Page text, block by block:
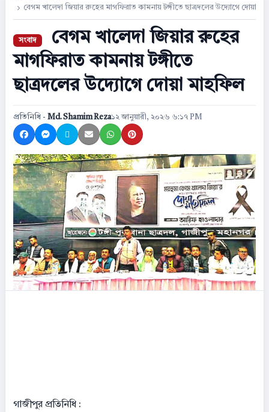
বেগম খালেদা জিয়ার রুহের মাগফিরাত কামনায় টঙ্গীতে ছাত্রদলের উদ্যোগে দোয়া
বেগম খালেদা জিয়ার রুহের
মাগফিরাত কামনায় টঙ্গীতে
ছাত্রদলের উদ্যোগে দোয়া মাহফিল
প্রতিনিধি - Md. Shamim Reza১২ জানুয়ারী, ২০২৬ ৬:১৭ PM
Share on Facebook
Share on Messenger
Share on XShare by Email
Share on WhatsApp
Share on Pinterest
গাজীপুর প্রতিনিধি :